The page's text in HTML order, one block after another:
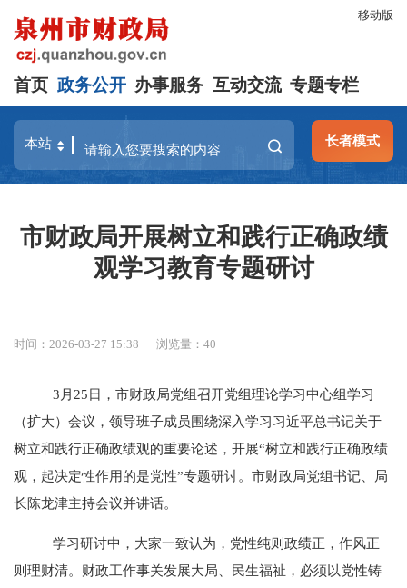
移动版
首页 政务公开 办事服务 互动交流 专题专栏
长者模式
市财政局开展树立和践行正确政绩
观学习教育专题研讨
时间：2026-03-27 15:38 浏览量：40
3 月 25日，市财政局党组召开党组理论学习中心组学习
（扩大）会议，领导班子成员围绕深入学习习近平总书记关于
树立和践行正确政绩观的重要论述，开展“树立和践行正确政绩
观，起决定性作用的是党性”专题研讨。市财政局党组书记、局
长陈龙津主持会议并讲话。
学习研讨中，大家一致认为，党性纯则政绩正，作风正
则理财清。财政工作事关发展大局、民生福祉，必须以党性铸